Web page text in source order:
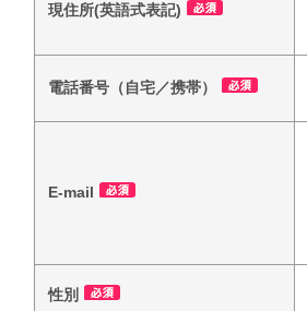
現住所(英語式表記)
電話番号（自宅／携帯）
E-mail
性別